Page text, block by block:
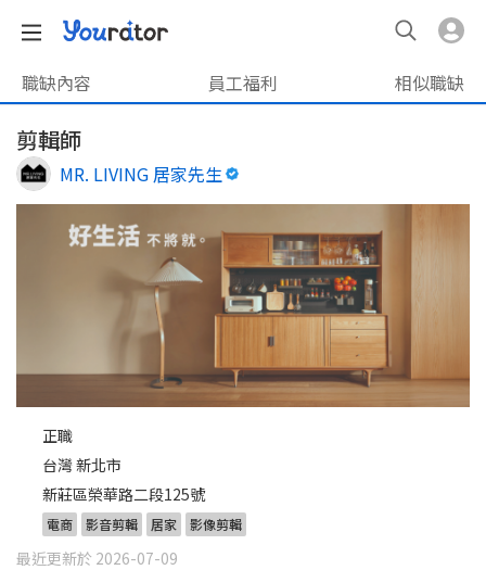
職缺內容 員工福利 相似職缺
剪輯師
MR. LIVING 居家先生
正職
台灣 新北市
新莊區榮華路二段125號
電商 影音剪輯 居家 影像剪輯
最近更新於 2026-07-09